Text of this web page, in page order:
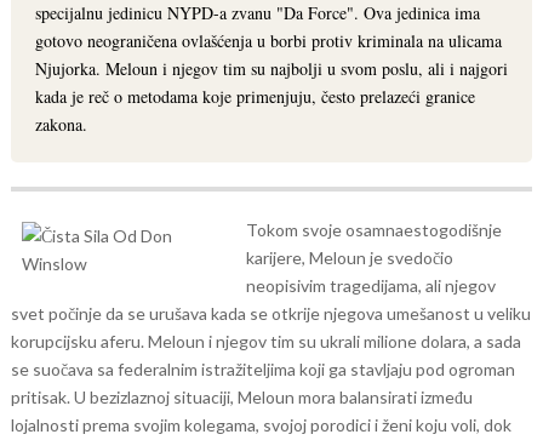
specijalnu jedinicu NYPD-a zvanu "Da Force". Ova jedinica ima
gotovo neograničena ovlašćenja u borbi protiv kriminala na ulicama
Njujorka. Meloun i njegov tim su najbolji u svom poslu, ali i najgori
kada je reč o metodama koje primenjuju, često prelazeći granice
zakona.
Tokom svoje osamnaestogodišnje
karijere, Meloun je svedočio
neopisivim tragedijama, ali njegov
svet počinje da se urušava kada se otkrije njegova umešanost u veliku
korupcijsku aferu. Meloun i njegov tim su ukrali milione dolara, a sada
se suočava sa federalnim istražiteljima koji ga stavljaju pod ogroman
pritisak. U bezizlaznoj situaciji, Meloun mora balansirati između
lojalnosti prema svojim kolegama, svojoj porodici i ženi koju voli, dok